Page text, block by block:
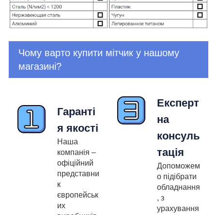
Чому варто купити мітчик у нашому
магазині?
Гаранті
я якості
Наша
компанія –
офіційний
представни
к
європейськ
их
Експерт
на
консуль
тація
Допоможем
о підібрати
обладнання
, з
урахування